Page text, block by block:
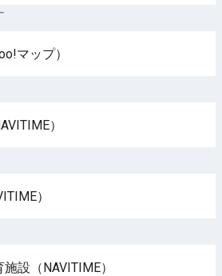
マップ）
）
）
設（NAVITIME）